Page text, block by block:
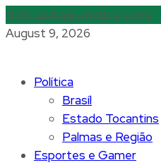
NotíciasAqui a notícia corre
August 9, 2026
Política
Brasíl
Estado Tocantins
Palmas e Região
Esportes e Gamer